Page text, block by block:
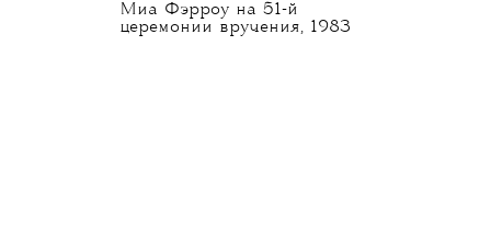
Миа Фэрроу на 51-й
церемонии вручения, 1983